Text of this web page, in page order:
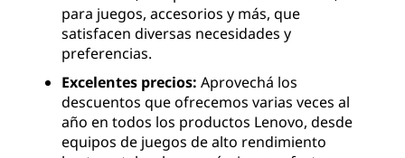
para juegos, accesorios y más, que
satisfacen diversas necesidades y
preferencias.
Excelentes precios: Aprovechá los
descuentos que ofrecemos varias veces al
año en todos los productos Lenovo, desde
equipos de juegos de alto rendimiento